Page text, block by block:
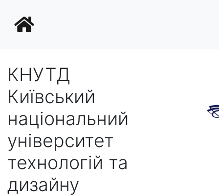
КНУТД
Київський
національний
університет
технологій та
дизайну